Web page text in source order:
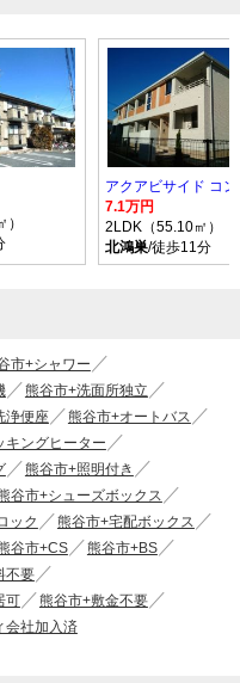
7.1万円
2LDK（55.10㎡）
北鴻巣/徒歩11分
市+シャワー
熊谷市+洗面所独立
浄便座
熊谷市+オートバス
キングヒーター
熊谷市+照明付き
谷市+シューズボックス
ック
熊谷市+宅配ボックス
谷市+CS
熊谷市+BS
不要
可
熊谷市+敷金不要
会社加入済